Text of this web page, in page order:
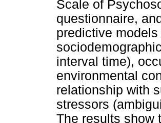
Scale of
questionnaire,
predictive
interval time),
environmental
relationship with
stressors
The results show